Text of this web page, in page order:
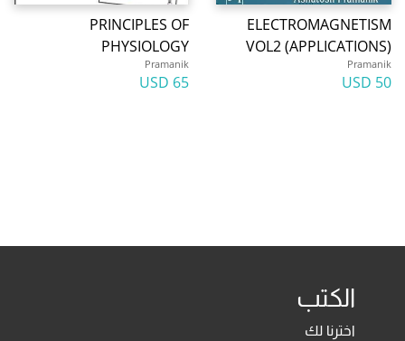
ELECTROMAGNETISM
VOL2 (APPLICATIONS)
Pramanik
50 USD
PRINCIPLES OF
PHYSIOLOGY
Pramanik
65 USD
الكتب
اخترنا لك